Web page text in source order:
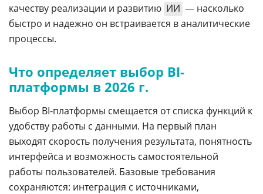
качеству реализации и развитию ИИ — насколько
быстро и надежно он встраивается в аналитические
процессы.
Что определяет выбор BI-
платформы в 2026 г.
Выбор BI-платформы смещается от списка функций к
удобству работы с данными. На первый план
выходят скорость получения результата, понятность
интерфейса и возможность самостоятельной
работы пользователей. Базовые требования
сохраняются: интеграция с источниками,